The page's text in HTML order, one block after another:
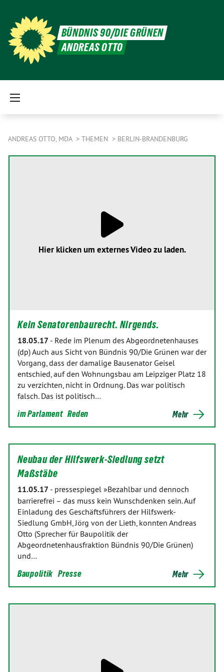
BÜNDNIS 90/DIE GRÜNEN
ANDREAS OTTO
ANDREAS OTTO, MDA THEMEN BERLIN-BRANDENBURG
Kein Senatorenbaurecht. Nirgends.
18.05.17 - Rede im Plenum des Abgeordnetenhauses
(dp) Auch aus Sicht von Bündnis 90/Die Grünen war der
Vorgang, dass der damalige Bausenator Geisel
entschied, auf den Wohnungsbau am Leipziger Platz 18
zu verzichten, nicht in Ordnung. Das war politisch
falsch. Das ist politisch…
im Parlament Reden Mehr
Hier klicken um externes Video zu laden.
Neubau der Hilfswerk-Siedlung setzt
Maßstäbe
11.05.17 - pressespiegel »Bezahlbar und dennoch
barrierefrei – das muss kein Wunschdenken sein. Auf
Einladung des Geschäftsführers der Hilfswerk-
Siedlung GmbH, Jörg von der Lieth, konnten Andreas
Otto (Sprecher für Baupolitik der
Abgeordnetenhausfraktion Bündnis 90/Die Grünen)
und…
Baupolitik Presse Mehr